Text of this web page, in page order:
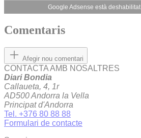
Google Adsense està deshabilitat.
Comentaris
Afegir nou comentari
CONTACTA AMB NOSALTRES
Diari Bondia
Callaueta, 4, 1r
AD500 Andorra la Vella
Principat d'Andorra
Tel. +376 80 88 88
Formulari de contacte